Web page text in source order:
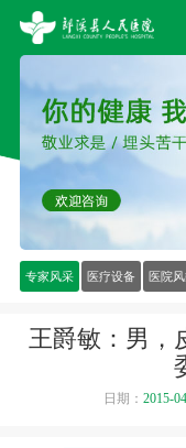
专家风采 医疗设备 医院
王爵敏：男，
日期： 2015-